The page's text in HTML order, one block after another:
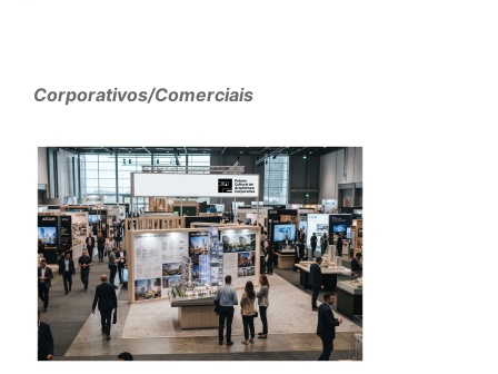
Corporativos/Comerciais